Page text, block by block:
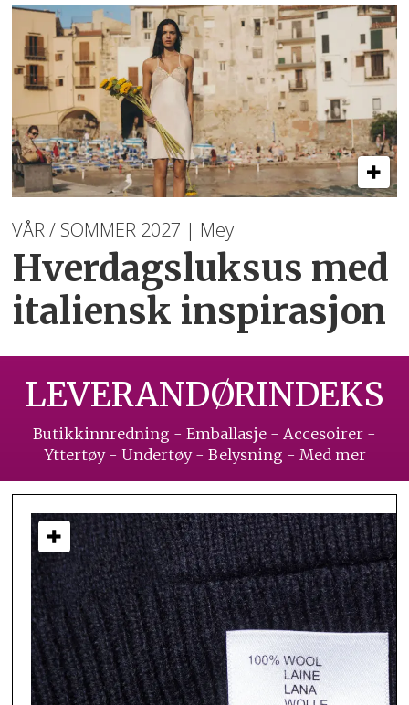
VÅR / SOMMER 2027 | Mey
Hverdagsluksus med
italiensk inspirasjon
LEVERANDØRINDEKS
Butikkinnredning - Emballasje - Accesoirer -
Yttertøy - Undertøy - Belysning - Med mer